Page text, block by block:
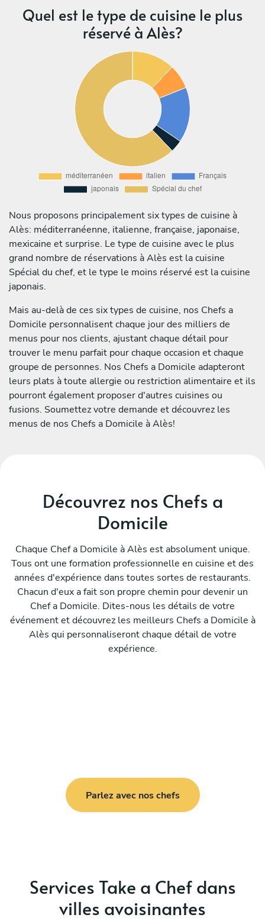
Quel est le type de cuisine le plus
réservé à Alès?
Nous proposons principalement six types de cuisine à
Alès: méditerranéenne, italienne, française, japonaise,
mexicaine et surprise. Le type de cuisine avec le plus
grand nombre de réservations à Alès est la cuisine
Spécial du chef, et le type le moins réservé est la cuisine
japonais.
Mais au-delà de ces six types de cuisine, nos Chefs a
Domicile personnalisent chaque jour des milliers de
menus pour nos clients, ajustant chaque détail pour
trouver le menu parfait pour chaque occasion et chaque
groupe de personnes. Nos Chefs a Domicile adapteront
leurs plats à toute allergie ou restriction alimentaire et ils
pourront également proposer d'autres cuisines ou
fusions. Soumettez votre demande et découvrez les
menus de nos Chefs a Domicile à Alès!
Découvrez nos Chefs a
Domicile
Chaque Chef a Domicile à Alès est absolument unique.
Tous ont une formation professionnelle en cuisine et des
années d'expérience dans toutes sortes de restaurants.
Chacun d'eux a fait son propre chemin pour devenir un
Chef a Domicile. Dites-nous les détails de votre
événement et découvrez les meilleurs Chefs a Domicile à
Alès qui personnaliseront chaque détail de votre
expérience.
Parlez avec nos chefs
Services Take a Chef dans
villes avoisinantes